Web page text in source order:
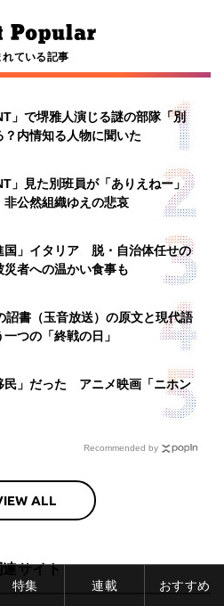
れている記事
」で堺雅人演じる謎の部隊「別
内情知る人物に聞いた
」見た別班員が「ありえねー」
公然組織ゆえの悲哀
国」イタリア 脱・自治体任せの
者への温かい食事も
詔書（玉音放送）の原文と現代語
つの「終戦の日」
民」だった アニメ映画「ニホン
Recommended by
ALL
連サイト
特集 連載 おすすめ